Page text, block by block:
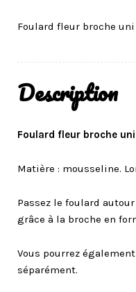
Foulard fleur broche
Description
Foulard fleur broche
Matière : mousseline.
Passez le foulard
grâce à la broche en
Vous pourrez
séparément.